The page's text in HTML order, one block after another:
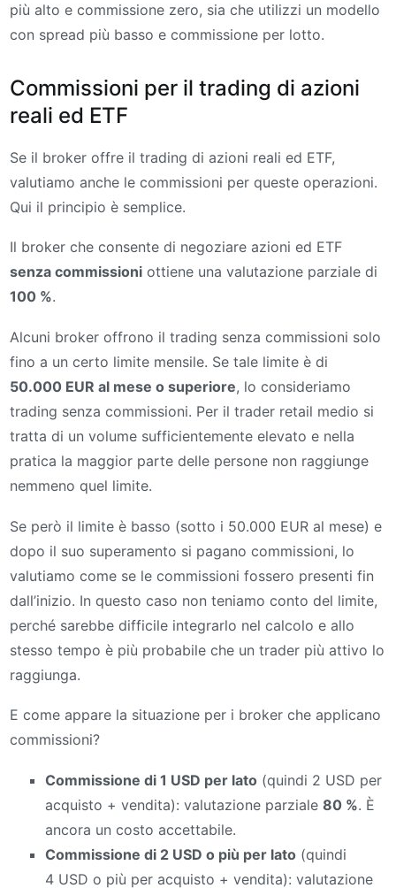
più alto e commissione zero, sia che utilizzi un modello
con spread più basso e commissione per lotto.
Commissioni per il trading di azioni
reali ed ETF
Se il broker offre il trading di azioni reali ed ETF,
valutiamo anche le commissioni per queste operazioni.
Qui il principio è semplice.
Il broker che consente di negoziare azioni ed ETF
senza commissioni ottiene una valutazione parziale di
100 %.
Alcuni broker offrono il trading senza commissioni solo
fino a un certo limite mensile. Se tale limite è di
50.000 EUR al mese o superiore, lo consideriamo
trading senza commissioni. Per il trader retail medio si
tratta di un volume sufficientemente elevato e nella
pratica la maggior parte delle persone non raggiunge
nemmeno quel limite.
Se però il limite è basso (sotto i 50.000 EUR al mese) e
dopo il suo superamento si pagano commissioni, lo
valutiamo come se le commissioni fossero presenti fin
dall’inizio. In questo caso non teniamo conto del limite,
perché sarebbe difficile integrarlo nel calcolo e allo
stesso tempo è più probabile che un trader più attivo lo
raggiunga.
E come appare la situazione per i broker che applicano
commissioni?
Commissione di 1 USD per lato (quindi 2 USD per
acquisto + vendita): valutazione parziale 80 %. È
ancora un costo accettabile.
Commissione di 2 USD o più per lato (quindi
4 USD o più per acquisto + vendita): valutazione